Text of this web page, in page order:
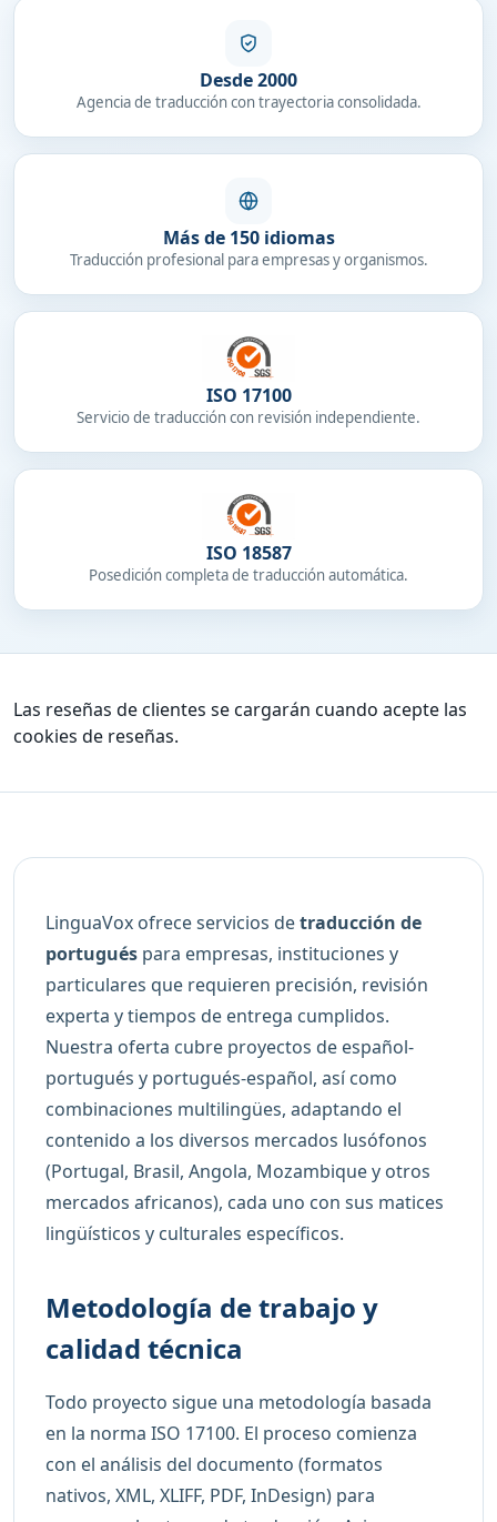
Desde 2000
Agencia de traducción con trayectoria consolidada.
Más de 150 idiomas
Traducción profesional para empresas y organismos.
ISO 17100
Servicio de traducción con revisión independiente.
ISO 18587
Posedición completa de traducción automática.
Las reseñas de clientes se cargarán cuando acepte las
cookies de reseñas.
LinguaVox ofrece servicios detraducción de
portugués para empresas, instituciones y
particulares que requieren precisión, revisión
experta y tiempos de entrega cumplidos.
Nuestra oferta cubre proyectos de español-
portugués y portugués-español, así como
combinaciones multilingües, adaptando el
contenido a los diversos mercados lusófonos
(Portugal, Brasil, Angola, Mozambique y otros
mercados africanos), cada uno con sus matices
lingüísticos y culturales específicos.
Metodología de trabajo y
calidad técnica
Todo proyecto sigue una metodología basada
en la norma ISO 17100. El proceso comienza
con el análisis del documento (formatos
nativos, XML, XLIFF, PDF, InDesign) para